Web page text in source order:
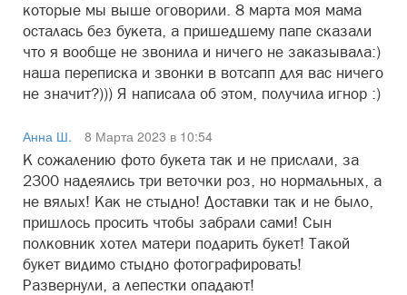
которые мы выше оговорили. 8 марта моя мама
осталась без букета, а пришедшему папе сказали
что я вообще не звонила и ничего не заказывала:)
наша переписка и звонки в вотсапп для вас ничего
не значит?))) Я написала об этом, получила игнор :)
Анна Ш.
8 Марта 2023 в 10:54
К сожалению фото букета так и не прислали, за
2300 надеялись три веточки роз, но нормальных, а
не вялых! Как не стыдно! Доставки так и не было,
пришлось просить чтобы забрали сами! Сын
полковник хотел матери подарить букет! Такой
букет видимо стыдно фотографировать!
Развернули, а лепестки опадают!